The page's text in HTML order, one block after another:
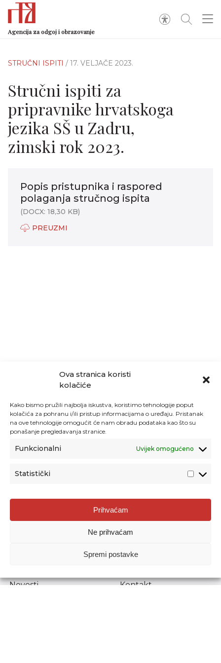
Ova stranica koristi
kolačiće
Kako bismo pružili najbolja iskustva, koristimo tehnologije poput
kolačića za pohranu i/ili pristup informacijama o uređaju. Pristanak
na ove tehnologije omogućit će nam obradu podataka kao što su
ponašanje pregledavanja stranice.
Funkcionalni Uvijek omogućeno
Statistički
Prihvaćam
Ne prihvaćam
Spremi postavke
Agencija za odgoj i obrazovanje
STRUČNI ISPITI / 17. VELJAČE 2023.
Stručni ispiti za
pripravnike hrvatskoga
jezika SŠ u Zadru,
zimski rok 2023.
Popis pristupnika i raspored
polaganja stručnog ispita
(DOCX: 18,30 KB)
PREUZMI
Agencija za odgoj i obrazovanje
Donje Svetice 38, 10000 Zagreb
1778129
Prenošenje sadržaja dopušteno je uz navođenje izvora.
Novosti
Kontakt